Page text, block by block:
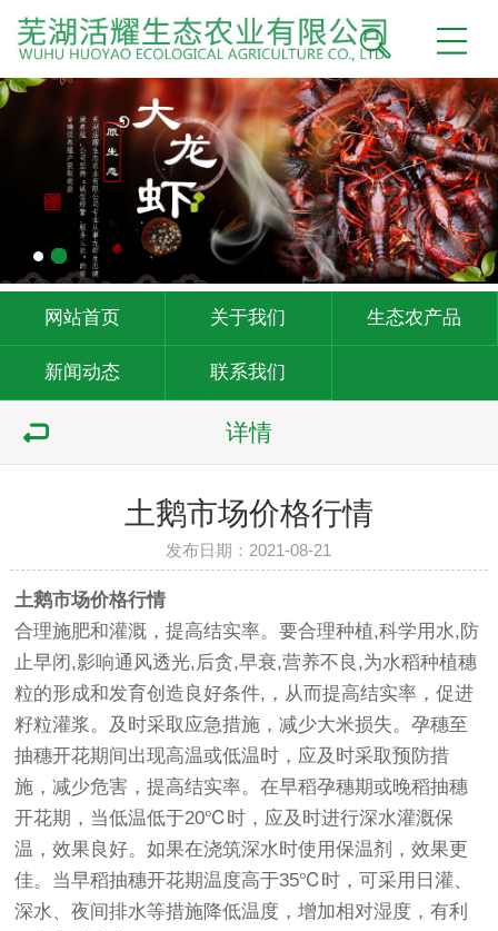
网站首页 关于我们 生态农产品
新闻动态 联系我们
详情
土鹅市场价格行情
发布日期：2021-08-21
土鹅市场价格行情
合理施肥和灌溉，提高结实率。要合理种植,科学用水,防
止早闭,影响通风透光,后贪,早衰,营养不良,为水稻种植穗
粒的形成和发育创造良好条件,，从而提高结实率，促进
籽粒灌浆。及时采取应急措施，减少大米损失。孕穗至
抽穗开花期间出现高温或低温时，应及时采取预防措
施，减少危害，提高结实率。在早稻孕穗期或晚稻抽穗
开花期，当低温低于20℃时，应及时进行深水灌溉保
温，效果良好。如果在浇筑深水时使用保温剂，效果更
佳。当早稻抽穗开花期温度高于35℃时，可采用日灌、
深水、夜间排水等措施降低温度，增加相对湿度，有利